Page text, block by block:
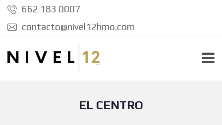
662 183 0007
contacto@nivel12hmo.com
EL CENTRO